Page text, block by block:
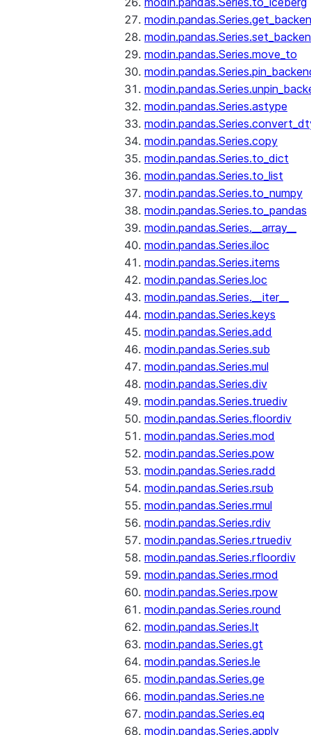
modin.pandas.Series.move_to
modin.pandas.Series.astype
modin.pandas.Series.copy
modin.pandas.Series.to_dict
modin.pandas.Series.to_list
modin.pandas.Series.to_numpy
modin.pandas.Series.to_pandas
modin.pandas.Series.__array__
modin.pandas.Series.iloc
modin.pandas.Series.items
modin.pandas.Series.loc
modin.pandas.Series.__iter__
modin.pandas.Series.keys
modin.pandas.Series.add
modin.pandas.Series.sub
modin.pandas.Series.mul
modin.pandas.Series.div
modin.pandas.Series.truediv
modin.pandas.Series.floordiv
modin.pandas.Series.mod
modin.pandas.Series.pow
modin.pandas.Series.radd
modin.pandas.Series.rsub
modin.pandas.Series.rmul
modin.pandas.Series.rdiv
modin.pandas.Series.rtruediv
modin.pandas.Series.rfloordiv
modin.pandas.Series.rmod
modin.pandas.Series.rpow
modin.pandas.Series.round
modin.pandas.Series.lt
modin.pandas.Series.gt
modin.pandas.Series.le
modin.pandas.Series.ge
modin.pandas.Series.ne
modin.pandas.Series.eq
modin.pandas.Series.apply